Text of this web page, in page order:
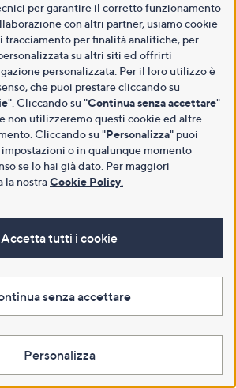
per garantire il corretto funzionamento
con altri partner, usiamo cookie
per finalità analitiche, per
su altri siti ed offrirti
personalizzata. Per il loro utilizzo è
che puoi prestare cliccando su
". Cliccando su "Continua senza accettare"
non utilizzeremo questi cookie ed altre
Cliccando su "Personalizza" puoi
o in qualunque momento
se lo hai già dato. Per maggiori
la nostraCookie Policy
Accetta tutti i cookie
senza accettare
Personalizza